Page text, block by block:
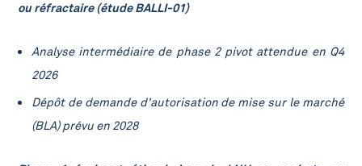
ou réfractaire (étude BALLI-01)
Analyse intermédiaire de phase 2 pivot attendue en Q4
2026
Dépôt de demande d'autorisation de mise sur le marché
(BLA) prévu en 2028